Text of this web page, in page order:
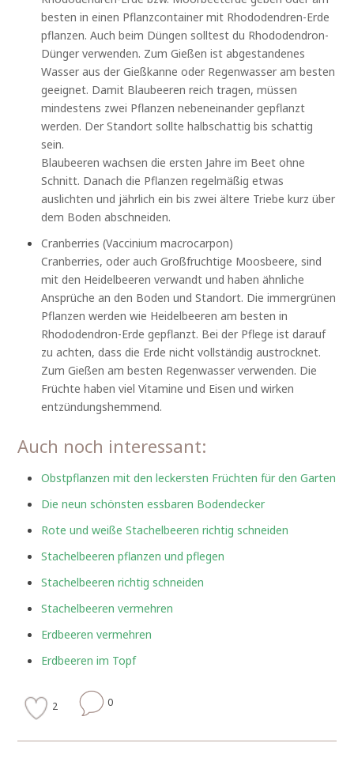
besten in einen Pflanzcontainer mit Rhododendren-Erde
pflanzen. Auch beim Düngen solltest du Rhododendron-
Dünger verwenden. Zum Gießen ist abgestandenes
Wasser aus der Gießkanne oder Regenwasser am besten
geeignet. Damit Blaubeeren reich tragen, müssen
mindestens zwei Pflanzen nebeneinander gepflanzt
werden. Der Standort sollte halbschattig bis schattig
sein.
Blaubeeren wachsen die ersten Jahre im Beet ohne
Schnitt. Danach die Pflanzen regelmäßig etwas
auslichten und jährlich ein bis zwei ältere Triebe kurz über
dem Boden abschneiden.
Cranberries (Vaccinium macrocarpon)
Cranberries, oder auch Großfruchtige Moosbeere, sind
mit den Heidelbeeren verwandt und haben ähnliche
Ansprüche an den Boden und Standort. Die immergrünen
Pflanzen werden wie Heidelbeeren am besten in
Rhododendron-Erde gepflanzt. Bei der Pflege ist darauf
zu achten, dass die Erde nicht vollständig austrocknet.
Zum Gießen am besten Regenwasser verwenden. Die
Früchte haben viel Vitamine und Eisen und wirken
entzündungshemmend.
Auch noch interessant:
Obstpflanzen mit den leckersten Früchten für den Garten
Die neun schönsten essbaren Bodendecker
Rote und weiße Stachelbeeren richtig schneiden
Stachelbeeren pflanzen und pflegen
Stachelbeeren richtig schneiden
Stachelbeeren vermehren
Erdbeeren vermehren
Erdbeeren im Topf
2 0